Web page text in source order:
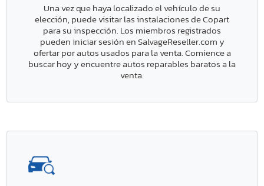
Una vez que haya localizado el vehículo de su
elección, puede visitar las instalaciones de Copart
para su inspección. Los miembros registrados
pueden iniciar sesión en SalvageReseller.com y
ofertar por autos usados para la venta. Comience a
buscar hoy y encuentre autos reparables baratos a la
venta.